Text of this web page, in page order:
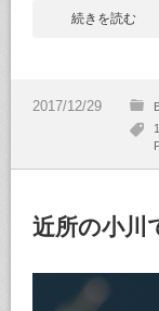
続きを読む
近所の小川